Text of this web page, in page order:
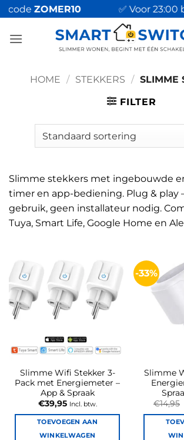
Ga
naar
inhoud
ZOMER10 ✅ Voor 23:00
HOME / STEKKERS / SLIMME
FILTER
Slimme stekkers met ingebouwde
timer en app-bediening. Plug & play
gebruik, geen installateur nodig.
Tuya, Smart Life, Google Home en
Slimme Wifi Stekker 3-
Pack met Energiemeter –
App & Spraak
€39,95 Incl. btw.
TOEVOEGEN AAN
WINKELWAGEN
-33%
Slimme
€14,95